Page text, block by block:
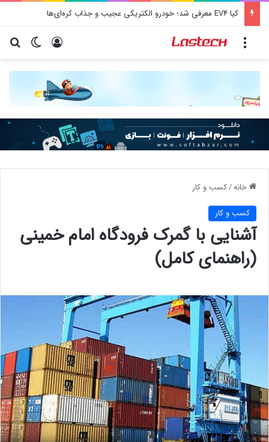
کیا EV4 معرفی شد؛ خودرو الکتریکی عجیب و جذاب کره‌ای‌ها
تغییر ورود
خانه/کسب و کار
کسب و کار
آشنایی با گمرک فرودگاه امام خمینی
(راهنمای کامل)